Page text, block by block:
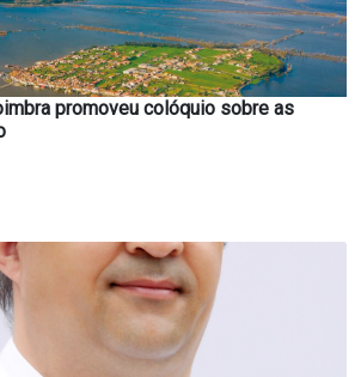
promoveu colóquio sobre as